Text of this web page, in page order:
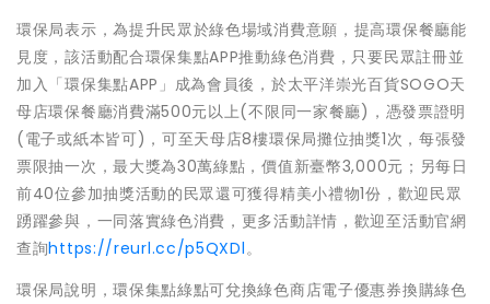
環保局表示，為提升民眾於綠色場域消費意願，提高環保餐廳能
見度，該活動配合環保集點APP推動綠色消費，只要民眾註冊並
加入「環保集點APP」成為會員後，於太平洋崇光百貨SOGO天
母店環保餐廳消費滿500元以上(不限同一家餐廳)，憑發票證明
(電子或紙本皆可)，可至天母店8樓環保局攤位抽獎1次，每張發
票限抽一次，最大獎為30萬綠點，價值新臺幣3,000元；另每日
前40位參加抽獎活動的民眾還可獲得精美小禮物1份，歡迎民眾
踴躍參與，一同落實綠色消費，更多活動詳情，歡迎至活動官網
查詢https://reurl.cc/p5QXDl。
環保局說明，環保集點綠點可兌換綠色商店電子優惠券換購綠色